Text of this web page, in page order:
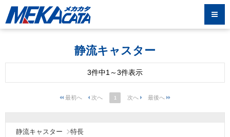
静流キャスター
3件中1～3件表示
1
静流キャスター
特長